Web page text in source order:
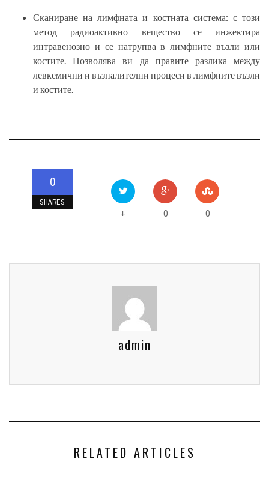
Сканиране на лимфната и костната система: с този
метод радиоактивно вещество се инжектира
интравенозно и се натрупва в лимфните възли или
костите. Позволява ви да правите разлика между
левкемични и възпалителни процеси в лимфните възли
и костите.
0
SHARES
+ 0 0
admin
RELATED ARTICLES